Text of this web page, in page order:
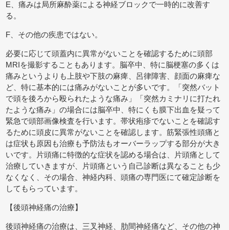
E、痛みは局所麻酔薬による神経ブロックで一時的に改善す
る。
F、その他の疾患ではない。
必要に応じて頭蓋内に異常がないことを確認するために頭部
MRIを撮影することもあります。脳卒中、特に脳梗塞の多くは
痛みというよりも上肢や下肢の麻痺、呂律障害、顔面の麻痺な
ど、特に基本的には痛みがないことが多いです。「突然バット
で頭を後ろから殴られたような痛み」「突然カミナリに打たれ
たような痛み」の場合には脳卒中、特にくも膜下出血を疑って
緊急で頭部画像検査を行います。帯状疱疹でないことを確認す
るために頭皮に異常がないことを確認します。筋緊張性頭痛と
は症状も原因も治療も予防法もオーバーラップする部分が大き
いです。片頭痛に特徴的な症状を認める場合は、片頭痛として
治療していきますが、片頭痛という自己診断は異なることも少
なくなく、その場合、神経内科、頭痛の専門医にて確定診断を
してもらっています。
【後頭神経痛の治療】
後頭神経痛の治療は、三叉神経、肋間神経痛など、その他の神